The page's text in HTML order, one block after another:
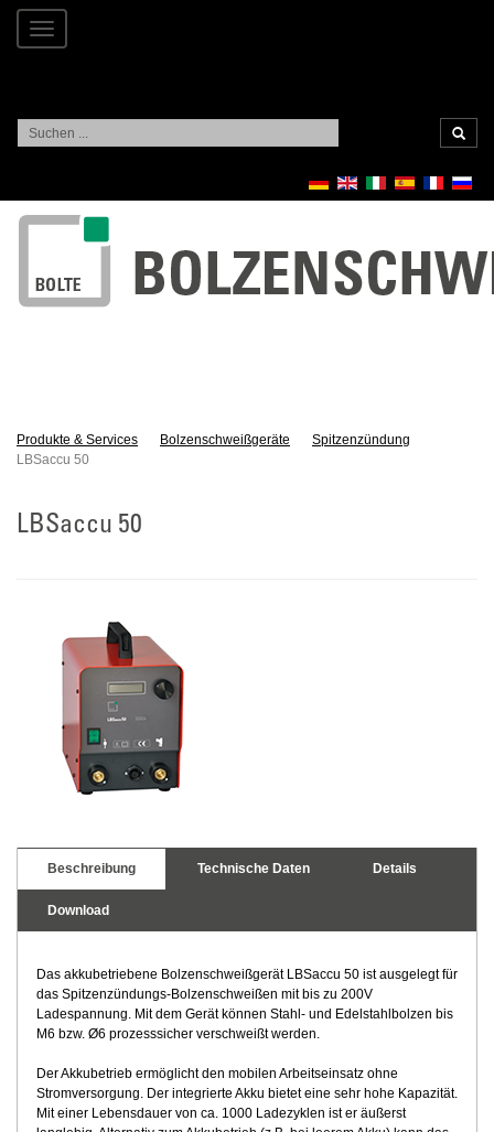
Toggle
navigation
Suchen
...
Produkte & Services Bolzenschweißgeräte
Spitzenzündung
LBSaccu 50
LBSaccu 50
Beschreibung Technische Daten Details
Download
Das akkubetriebene Bolzenschweißgerät LBSaccu 50 ist ausgelegt für
das Spitzenzündungs-Bolzenschweißen mit bis zu 200V
Ladespannung. Mit dem Gerät können Stahl- und Edelstahlbolzen bis
M6 bzw. Ø6 prozesssicher verschweißt werden.
Der Akkubetrieb ermöglicht den mobilen Arbeitseinsatz ohne
Stromversorgung. Der integrierte Akku bietet eine sehr hohe Kapazität.
Mit einer Lebensdauer von ca. 1000 Ladezyklen ist er äußerst